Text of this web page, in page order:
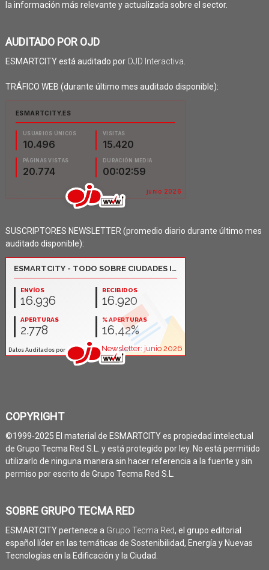
la información más relevante y actualizada sobre el sector.
AUDITADO POR OJD
ESMARTCITY está auditado por OJD Interactiva
TRÁFICO WEB (durante último mes auditado disponible):
SUSCRIPTORES NEWSLETTER (promedio diario durante último mes
auditado disponible):
COPYRIGHT
©1999-2025 El material de ESMARTCITY es propiedad intelectual
de Grupo Tecma Red S.L. y está protegido por ley. No está permitido
utilizarlo de ninguna manera sin hacer referencia a la fuente y sin
permiso por escrito de Grupo Tecma Red S.L.
SOBRE GRUPO TECMA RED
ESMARTCITY pertenece a Grupo Tecma Red, el grupo editorial
español líder en las temáticas de Sostenibilidad, Energía y Nuevas
Tecnologías en la Edificación y la Ciudad.